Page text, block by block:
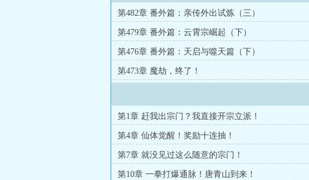
第482章 番外篇：亲传外出试炼（三）
第479章 番外篇：云霄宗崛起（下）
第476章 番外篇：天启与噬天篇（下）
第473章 魔劫，终了！
第1章 赶我出宗门？我直接开宗立派！
第4章 仙体觉醒！奖励十连抽！
第7章 就没见过这么随意的宗门！
第10章 一拳打爆通脉！唐青山到来！